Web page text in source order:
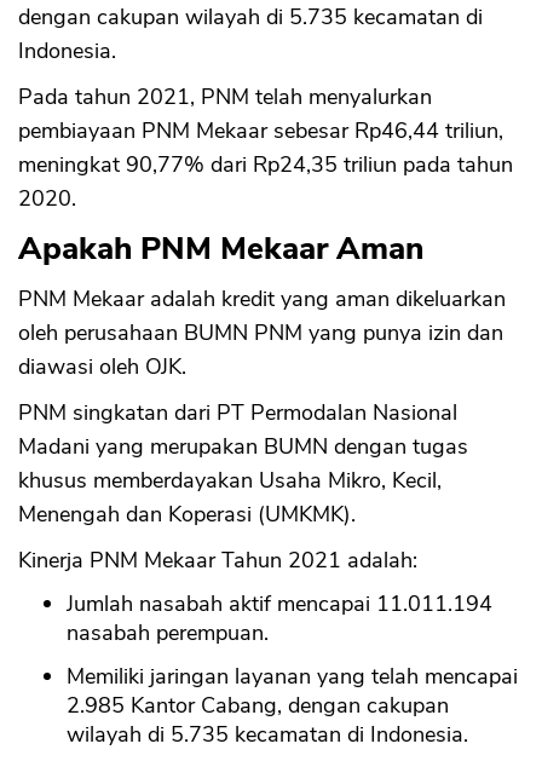
dengan cakupan wilayah di 5.735 kecamatan di
Indonesia.
Pada tahun 2021, PNM telah menyalurkan
pembiayaan PNM Mekaar sebesar Rp46,44 triliun,
meningkat 90,77% dari Rp24,35 triliun pada tahun
2020.
Apakah PNM Mekaar Aman
PNM Mekaar adalah kredit yang aman dikeluarkan
oleh perusahaan BUMN PNM yang punya izin dan
diawasi oleh OJK.
PNM singkatan dari PT Permodalan Nasional
Madani yang merupakan BUMN dengan tugas
khusus memberdayakan Usaha Mikro, Kecil,
Menengah dan Koperasi (UMKMK).
Kinerja PNM Mekaar Tahun 2021 adalah:
Jumlah nasabah aktif mencapai 11.011.194
nasabah perempuan.
Memiliki jaringan layanan yang telah mencapai
2.985 Kantor Cabang, dengan cakupan
wilayah di 5.735 kecamatan di Indonesia.